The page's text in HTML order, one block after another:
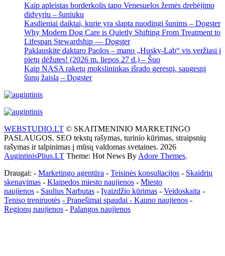
Kaip apleistas borderkolis tapo Venesuelos žemės drebėjimo
didvyriu – šuniuku
Kasdieniai daiktai, kurie yra slapta nuodingi šunims – Dogster
Why Modern Dog Care is Quietly Shifting From Treatment to
Lifespan Stewardship — Dogster
Paklauskite daktaro Paolos – mano „Husky-Lab“ vis veržiasi į
pietų dėžutes! (2026 m. liepos 27 d.) – Šuo
Kaip NASA raketų mokslininkas išrado geresnį, saugesnį
šunų žaislą – Dogster
WEBSTUDIO.LT © SKAITMENINIO MARKETINGO
PASLAUGOS. SEO tekstų rašymas, turinio kūrimas, straipsnių
rašymas ir talpinimas į mūsų valdomas svetaines. 2026
AugintinisPlius.LT Theme: Hot News By Adore Themes.
Draugai: - Marketingo agentūra - Teisinės konsultacijos - Skaidrių
skenavimas - Klaipedos miesto naujienos - Miesto
naujienos - Saulius Narbutas - Įvaizdžio kūrimas - Veidoskaita -
Teniso treniruotės - Pranešimai spaudai - Kauno naujienos -
Regionų naujienos - Palangos naujienos